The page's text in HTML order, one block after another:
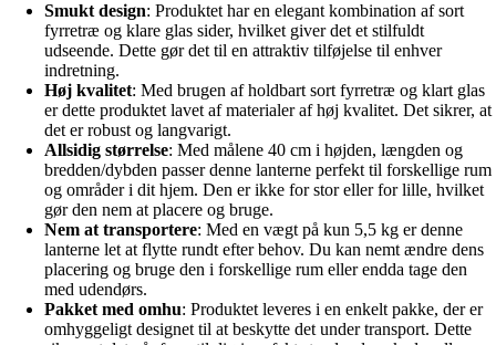
Smukt design: Produktet har en elegant kombination af sort
fyrretræ og klare glas sider, hvilket giver det et stilfuldt
udseende. Dette gør det til en attraktiv tilføjelse til enhver
indretning.
Høj kvalitet: Med brugen af holdbart sort fyrretræ og klart glas
er dette produktet lavet af materialer af høj kvalitet. Det sikrer, at
det er robust og langvarigt.
Allsidig størrelse: Med målene 40 cm i højden, længden og
bredden/dybden passer denne lanterne perfekt til forskellige rum
og områder i dit hjem. Den er ikke for stor eller for lille, hvilket
gør den nem at placere og bruge.
Nem at transportere: Med en vægt på kun 5,5 kg er denne
lanterne let at flytte rundt efter behov. Du kan nemt ændre dens
placering og bruge den i forskellige rum eller endda tage den
med udendørs.
Pakket med omhu: Produktet leveres i en enkelt pakke, der er
omhyggeligt designet til at beskytte det under transport. Dette